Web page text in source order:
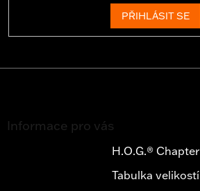
PŘIHLÁSIT SE
Informace pro vás
H.O.G.® Chapter
Tabulka velikostí